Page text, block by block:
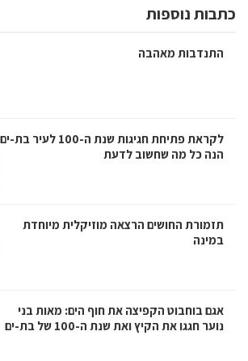
כתבות נוספות
התנדבות מאהבה
לקראת פתיחת חגיגות שנת ה-100 לעיר
הנה כל מה שחשוב לדעת
תזמורת החושים הרצאה מוזיקלית מיוחדת
במינה
אגם בוחבוט הקפיצה את חוף הים: מאות בני
נוער חגגו את הקיץ ואת שנת ה-100 של בת-ים